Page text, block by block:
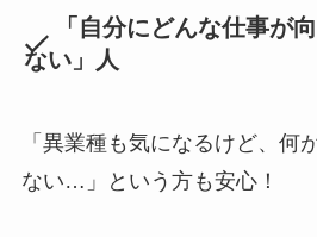
「自分にどんな仕事が
ない」人
「異業種も気になるけど、何
ない…」という方も安心！